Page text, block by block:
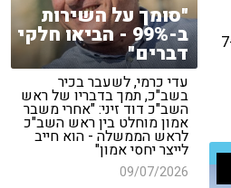
במילואים: "כשהתעוררתי ב-7
"סומך על השירות
ב-99% - הביאו חלקי
דברים"
עדי כרמי, לשעבר בכיר
בשב"כ, תמך בדבריו של ראש
השב"כ דוד זיני: "אחרי משבר
אמון מוחלט בין ראש השב"כ
לראש הממשלה - הוא חייב
לייצר יחסי אמון"
09/07/2026